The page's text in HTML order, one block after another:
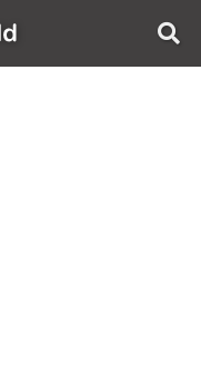
AppWereld